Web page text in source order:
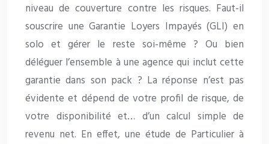
niveau de couverture contre les risques. Faut-il
souscrire une Garantie Loyers Impayés (GLI) en
solo et gérer le reste soi-même ? Ou bien
déléguer l’ensemble à une agence qui inclut cette
garantie dans son pack ? La réponse n’est pas
évidente et dépend de votre profil de risque, de
votre disponibilité et… d’un calcul simple de
revenu net. En effet, une étude de Particulier à